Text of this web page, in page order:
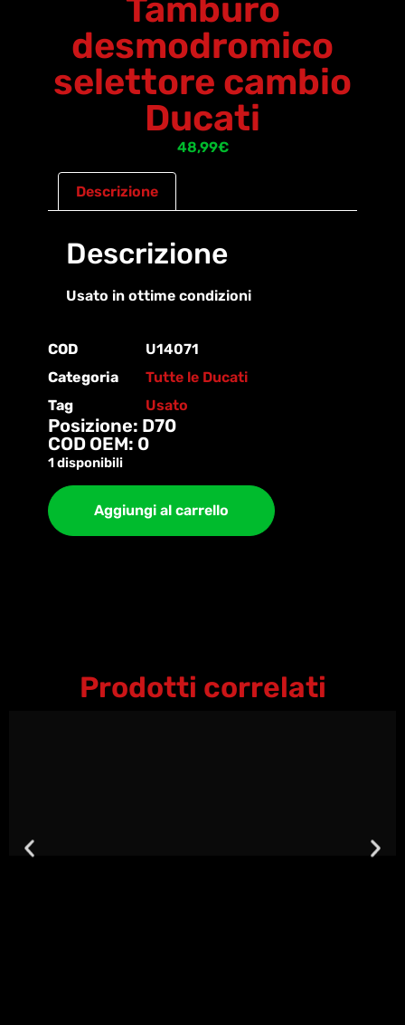
Tamburo
desmodromico
selettore cambio
Ducati
48,99€
Descrizione
Descrizione
Usato in ottime condizioni
COD
U14071
Categoria
Tutte le Ducati
Tag
Usato
Posizione: D70
COD OEM: 0
1 disponibili
Aggiungi al carrello
Prodotti correlati